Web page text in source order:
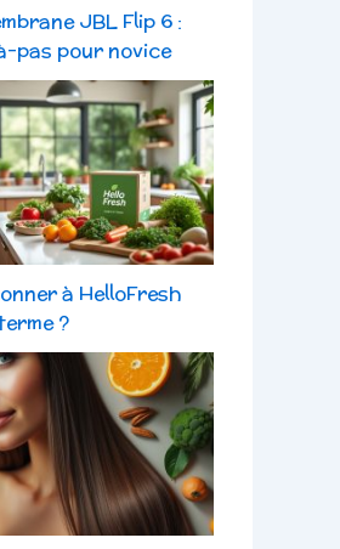
JBL Flip 6 :
pas pour novice
à HelloFresh
?